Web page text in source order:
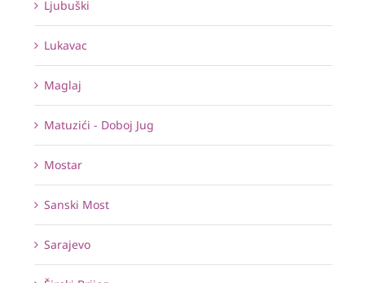
Ljubuški
Lukavac
Maglaj
Matuzići - Doboj Jug
Mostar
Sanski Most
Sarajevo